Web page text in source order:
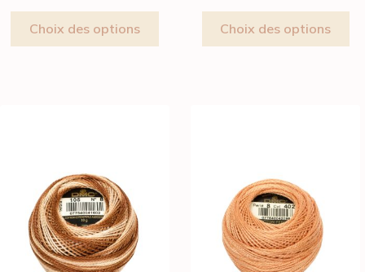
Choix des options Choix des options